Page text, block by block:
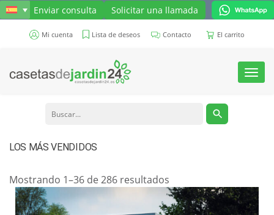
Enviar consulta Solicitar una llamada
Mi cuenta Lista de deseos Contacto El carrito
Toggle
LOS MÁS VENDIDOS
Mostrando 1–36 de 286 resultados
por
popularidad